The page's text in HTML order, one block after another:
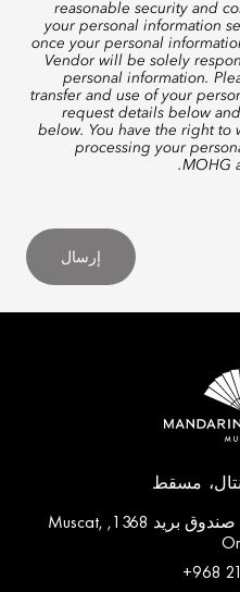
reasonable security and
your personal information
once your personal
Vendor will be solely
personal information.
transfer and use of your
request details below
below. You have the right to
processing your
MOHG
.
إرسال
مسقط
الطريق 2827، شاطئ القرم، صندوق بريد 1368, Muscat,
+968